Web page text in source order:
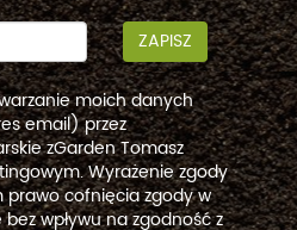
ZAPISZ
moich danych
email) przez
zGarden Tomasz
Wyrażenie zgody
cofnięcia zgody w
wpływu na zgodność z